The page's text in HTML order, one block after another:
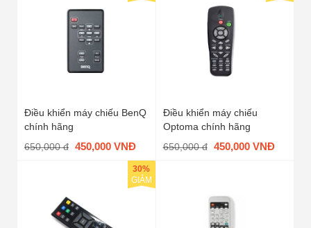
Điều khiển máy chiếu BenQ
chính hãng
650,000 đ 450,000 VNĐ
Điều khiển máy chiếu
Optoma chính hãng
650,000 đ 450,000 VNĐ
30%
GIẢM